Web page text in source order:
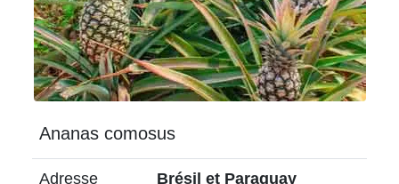
Ananas comosus
Adresse Brésil et Paraguay